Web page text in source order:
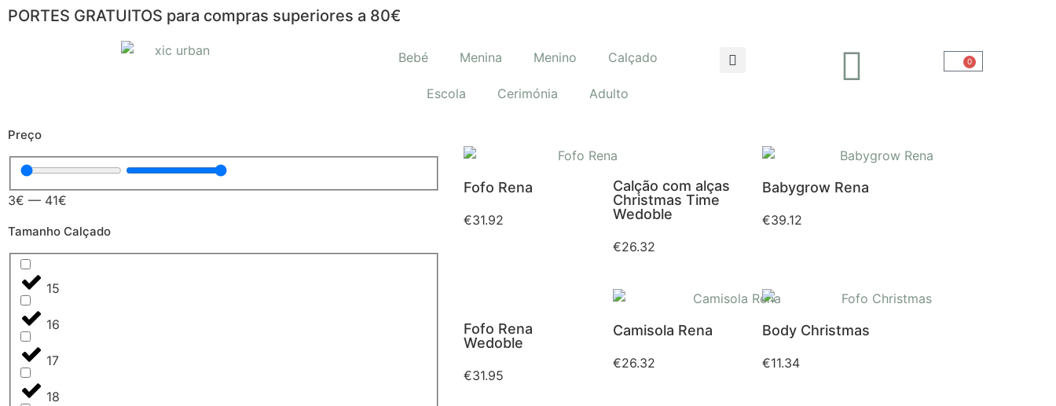
PORTES GRATUITOS para compras superiores a 80€
Bebé Menina Menino Calçado
Escola Cerimónia Adulto
0
Preço
3€ — 41€
Tamanho Calçado
15
16
17
18
Fofo Rena
€31.92
Calção com alças
Christmas Time
Wedoble
€26.32
Babygrow Rena
€39.12
Fofo Rena
Wedoble
€31.95
Camisola Rena
€26.32
Body Christmas
€11.34